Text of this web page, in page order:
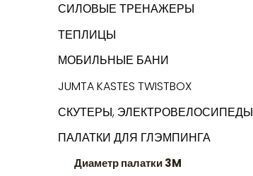
СИЛОВЫЕ ТРЕНАЖЕРЫ
ТЕПЛИЦЫ
МОБИЛЬНЫЕ БАНИ
JUMTA KASTES TWISTBOX
СКУТЕРЫ, ЭЛЕКТРОВЕЛОСИПЕДЫ
ПАЛАТКИ ДЛЯ ГЛЭМПИНГА
Диаметр палатки 3M